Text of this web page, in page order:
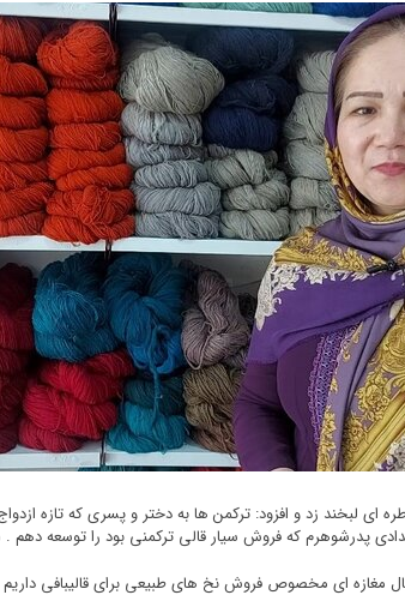
ای لبخند زد و افزود: ترکمن ها به دختر و پسری که تازه
پدرشوهرم که فروش سیار قالی ترکمنی بود را توسعه
مخصوص فروش نخ های طبیعی برای قالیبافی داریم و علاوه برآن در کارگاه